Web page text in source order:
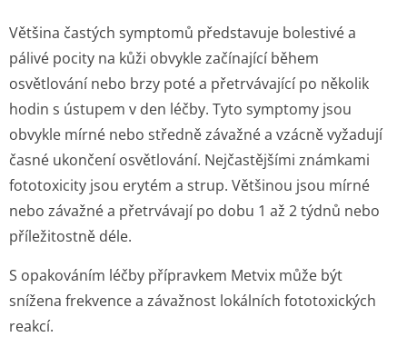
Většina častých symptomů představuje bolestivé a
pálivé pocity na kůži obvykle začínající během
osvětlování nebo brzy poté a přetrvávající po několik
hodin s ústupem v den léčby. Tyto symptomy jsou
obvykle mírné nebo středně závažné a vzácně vyžadují
časné ukončení osvětlování. Nejčastějšími známkami
fototoxicity jsou erytém a strup. Většinou jsou mírné
nebo závažné a přetrvávají po dobu 1 až 2 týdnů nebo
příležitostně déle.
S opakováním léčby přípravkem Metvix může být
snížena frekvence a závažnost lokálních fototoxických
reakcí.